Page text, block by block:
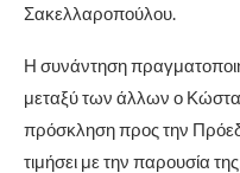
Σακελλαροπούλου.
Η συνάντηση
μεταξύ των άλλων ο
πρόσκληση προς την
τιμήσει με την παρουσία